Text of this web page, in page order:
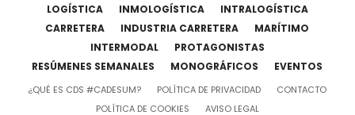
LOGÍSTICA INMOLOGÍSTICA
INTRALOGÍSTICA
CARRETERA
INDUSTRIA CARRETERA
MARÍTIMO
INTERMODAL
PROTAGONISTAS
RESÚMENES SEMANALES
MONOGRÁFICOS EVENTOS
¿QUÉ ES CDS #CADESUM? POLÍTICA DE PRIVACIDAD
CONTACTO
POLÍTICA DE COOKIES
AVISO LEGAL